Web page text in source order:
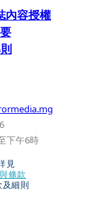
內容授權
下午6時
見
條款
及細則